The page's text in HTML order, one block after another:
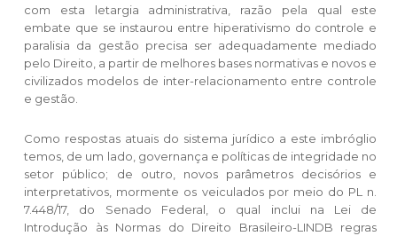
com esta letargia administrativa, razão pela qual este
embate que se instaurou entre hiperativismo do controle e
paralisia da gestão precisa ser adequadamente mediado
pelo Direito, a partir de melhores bases normativas e novos e
civilizados modelos de inter-relacionamento entre controle
e gestão.
Como respostas atuais do sistema jurídico a este imbróglio
temos, de um lado, governança e políticas de integridade no
setor público; de outro, novos parâmetros decisórios e
interpretativos, mormente os veiculados por meio do PL n.
7.448/17, do Senado Federal, o qual inclui na Lei de
Introdução às Normas do Direito Brasileiro-LINDB regras